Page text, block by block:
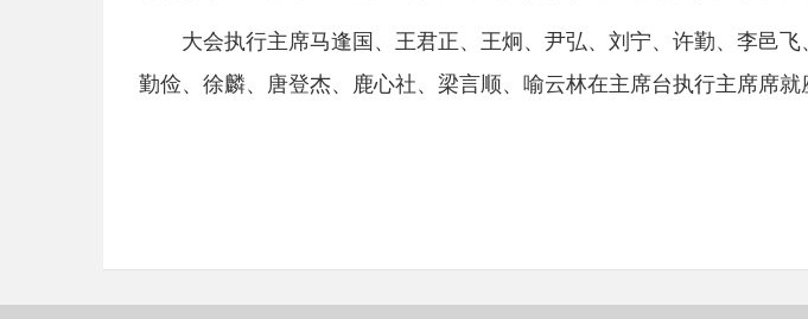
大会执行主席马逢国、王君正、王炯、尹弘、刘宁、许勤、李邑
勤俭、徐麟、唐登杰、鹿心社、梁言顺、喻云林在主席台执行主席席就